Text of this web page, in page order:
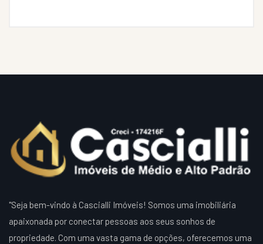
"Seja bem-vindo à Cascialli Imóveis! Somos uma imobiliária
apaixonada por conectar pessoas aos seus sonhos de
propriedade. Com uma vasta gama de opções, oferecemos uma